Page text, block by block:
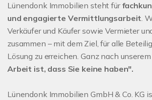
Lünendonk Immobilien steht für
und engagierte Vermittlungsarbeit.
Verkäufer und Käufer sowie Vermieter
zusammen – mit dem Ziel, für alle
Lösung zu erreichen. Ganz nach
Arbeit ist, dass Sie keine haben".
Lünendonk Immobilien GmbH & Co. KG